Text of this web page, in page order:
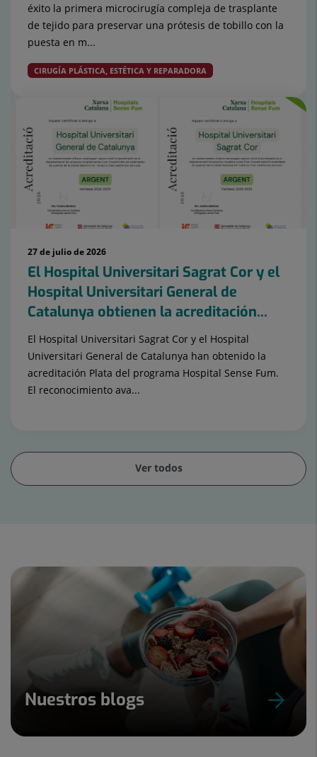
éxito la primera microcirugía compleja de trasplante
de tejido para preservar una prótesis de tobillo con la
puesta en m...
CIRUGÍA PLÁSTICA, ESTÉTICA Y REPARADORA
27 de julio de 2026
El Hospital Universitari Sagrat Cor y el
Hospital Universitari General de
Catalunya obtienen la acreditación...
El Hospital Universitari Sagrat Cor y el Hospital
Universitari General de Catalunya han obtenido la
acreditación Plata del programa Hospital Sense Fum.
El reconocimiento ava...
Ver todos
Nuestros blogs